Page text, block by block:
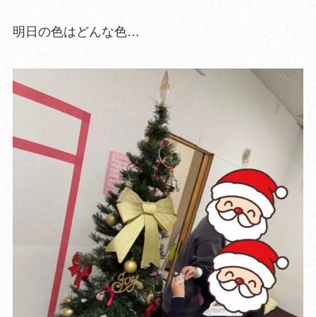
明日の色はどんな色…